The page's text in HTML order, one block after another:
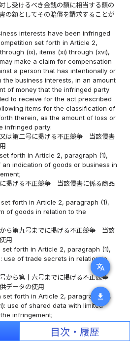
translate
download
し受けるべき金銭の額に相当する額の
の額としてその賠償を請求することが
interests have been infringed
set forth in Article 2,
(ix), items (xi) through (xvi),
make a claim for compensation
a person that has intentionally or
the business interests, in an amount
of money that the infringed party
to receive for the act prescribed
items for the classification of
therein, as the amount of loss or
infringed party:
は第二号に掲げる不正競争 当該侵害
forth in Article 2, paragraph (1),
an indication of goods or business in
掲げる不正競争 当該侵害に係る商品
forth in Article 2, paragraph (1),
of goods in relation to the
ら第九号までに掲げる不正競争 当該
用
forth in Article 2, paragraph (1),
use of trade secrets in relation to
から第十六号までに掲げる不正競争
データの使用
forth in Article 2, paragraph (1),
use of shared data with limited
infringement;
号に掲げる不正競争 当該侵害に係るド
目次・履歴